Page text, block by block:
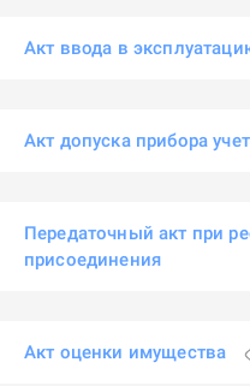
Акт ввода в
Акт допуска прибора
Передаточный акт при
присоединения
Акт оценки имущества